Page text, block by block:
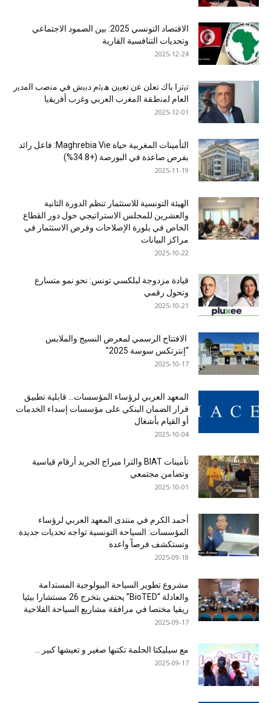
الاقتصاد التونسي 2025: بين الصمود الاجتماعي
وتحديات التنافسية القارية
2025-12-24
ﺗﯾﺗرا ﺑﺎك ﺗﻌﻠن ﻋن ﺗﻌﯾﯾن ھﯾﺛم دﺑﯾش ﻓﻲ ﻣﻧﺻب اﻟﻣدﯾر
اﻟﻌﺎم ﻟﻣﻧطﻘﺔ اﻟﻣﻐرب اﻟﻌرﺑﻲ وﻏرب أﻓرﯾﻘﯾﺎ
2025-12-01
التأمينات المغربية حياة Maghrebia Vie: فاعل رائد
بفرص صاعدة في البورصة (+34.8%)
2025-11-19
الهيئة التونسية للاستثمار تنظم الدورة الثانية
والعشرين للمجلس الاستراتيجي حول دور القطاع
الخاص في بلورة الإصلاحات وفرص الاستثمار في
مراكز البيانات
2025-10-22
قيادة مزدوجة لبلكسي تونس: نحو نمو متسارع
وتحول رقمي
2025-10-21
الافتتاح الرسمي لمعرض النسيج والملابس
“إنترتكس سوسة 2025”
2025-10-17
المعهد العربي لرؤساء المؤسسات… قابلية تطبيق
قرار الضمان البنكي على مؤسسات إسداء الخدمات
أو القيام بأشغال
2025-10-04
تأمينات BIAT والترا ميراج الجريد أرقام قياسية
وتضامن مجتمعي
2025-10-01
أحمد الكرم في منتدى المعهد العربي لرؤساء
المؤسسات: السياحة التونسية تواجه تحديات جديدة
وتستكشف فرصاً واعدة
2025-09-18
مشروع تطوير السياحة البيولوجية المستدامة
والعادلة “BioTED” يحتفي بتخرج 26 مستشارا بيئيا
ريفيا مختصا في مرافقة مشاريع السياحة الفلاحية
2025-09-17
مع سيليكتا الحلمة تكتبها صغير و تعيشها كبير …
2025-09-17